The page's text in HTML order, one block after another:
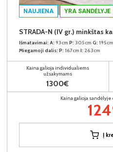
NAUJIENA YRA SANDĖLYJE
Išmatavimai: A: 93cm P: 305cm G: 195cm
Miegamoji dalis: P: 167cm I: 263cm
Kaina galioja individualiems
užsakymams
1300€
Kaina galioja
Į